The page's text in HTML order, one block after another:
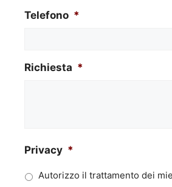
Telefono *
Richiesta *
Privacy *
Autorizzo il trattamento dei